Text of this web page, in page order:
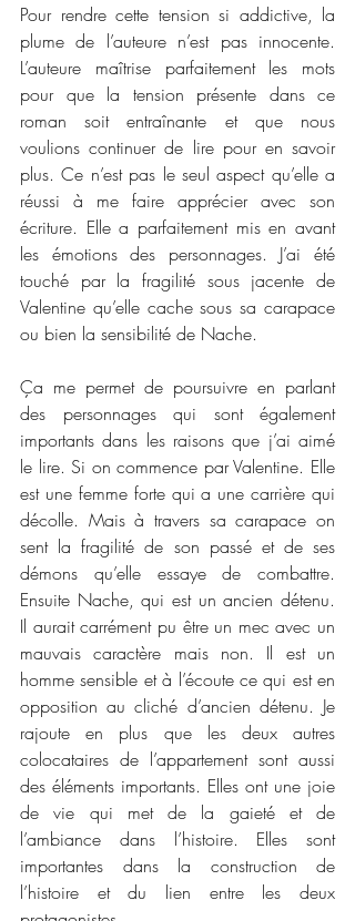
Pour rendre cette tension si addictive, la
plume de l’auteure n’est pas innocente.
L’auteure maîtrise parfaitement les mots
pour que la tension présente dans ce
roman soit entraînante et que nous
voulions continuer de lire pour en savoir
plus. Ce n’est pas le seul aspect qu’elle a
réussi à me faire apprécier avec son
écriture. Elle a parfaitement mis en avant
les émotions des personnages. J’ai été
touché par la fragilité sous jacente de
Valentine qu’elle cache sous sa carapace
ou bien la sensibilité de Nache.
Ça me permet de poursuivre en parlant
des personnages qui sont également
importants dans les raisons que j’ai aimé
le lire. Si on commence par Valentine. Elle
est une femme forte qui a une carrière qui
décolle. Mais à travers sa carapace on
sent la fragilité de son passé et de ses
démons qu’elle essaye de combattre.
Ensuite Nache, qui est un ancien détenu.
Il aurait carrément pu être un mec avec un
mauvais caractère mais non. Il est un
homme sensible et à l’écoute ce qui est en
opposition au cliché d’ancien détenu. Je
rajoute en plus que les deux autres
colocataires de l’appartement sont aussi
des éléments importants. Elles ont une joie
de vie qui met de la gaieté et de
l’ambiance dans l’histoire. Elles sont
importantes dans la construction de
l’histoire et du lien entre les deux